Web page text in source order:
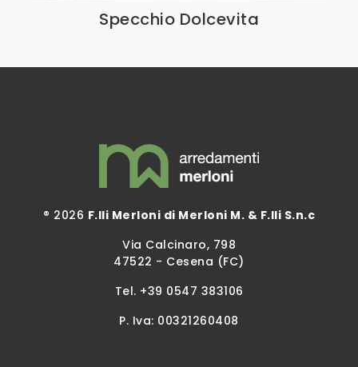
Specchio Dolcevita
® 2026 F.lli Merloni di Merloni M. & F.lli S.n.c
Via Calcinaro, 798
47522 - Cesena (FC)
Tel. +39 0547 383106
P. Iva: 00321260408